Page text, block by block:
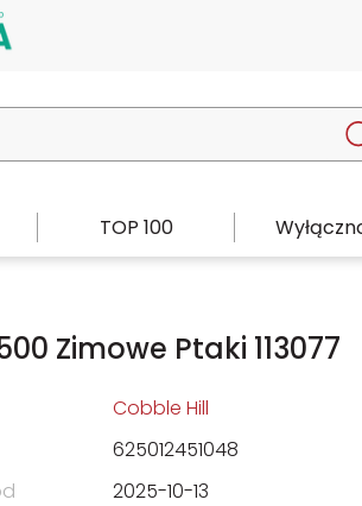
TOP 100
Zimowe Ptaki 113077
Cobble Hill
625012451048
2025-10-13